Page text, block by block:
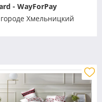
- WayForPay
Хмельницкий